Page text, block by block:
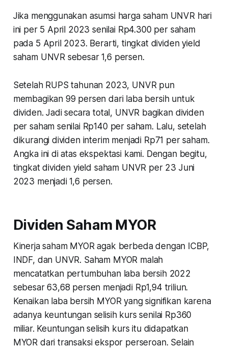
Jika menggunakan asumsi harga saham UNVR hari
ini per 5 April 2023 senilai Rp4.300 per saham
pada 5 April 2023. Berarti, tingkat dividen yield
saham UNVR sebesar 1,6 persen.
Setelah RUPS tahunan 2023, UNVR pun
membagikan 99 persen dari laba bersih untuk
dividen. Jadi secara total, UNVR bagikan dividen
per saham senilai Rp140 per saham. Lalu, setelah
dikurangi dividen interim menjadi Rp71 per saham.
Angka ini di atas ekspektasi kami. Dengan begitu,
tingkat dividen yield saham UNVR per 23 Juni
2023 menjadi 1,6 persen.
Dividen Saham MYOR
Kinerja saham MYOR agak berbeda dengan ICBP,
INDF, dan UNVR. Saham MYOR malah
mencatatkan pertumbuhan laba bersih 2022
sebesar 63,68 persen menjadi Rp1,94 triliun.
Kenaikan laba bersih MYOR yang signifikan karena
adanya keuntungan selisih kurs senilai Rp360
miliar. Keuntungan selisih kurs itu didapatkan
MYOR dari transaksi ekspor perseroan. Selain